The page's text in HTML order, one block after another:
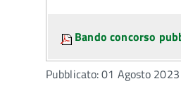
Bando concorso
Pubblicato: 01 Agosto 2023